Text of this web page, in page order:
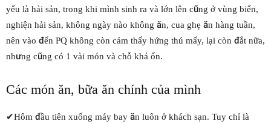
yếu là hải sản, trong khi mình sinh ra và lớn lên cũng ở vùng biển,
nghiện hải sản, không ngày nào không ăn, cua ghẹ ăn hàng tuần,
nên vào đến PQ không còn cảm thấy hứng thú mấy, lại còn đắt nữa,
nhưng cũng có 1 vài món và chỗ khá ổn.
Các món ăn, bữa ăn chính của mình
✔Hôm đầu tiên xuống máy bay ăn luôn ở khách sạn. Tuy chỉ là